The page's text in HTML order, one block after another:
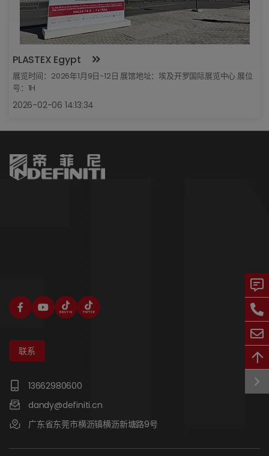
PLASTEX Egypt
展览时间：2026年1月9日-12日 展馆地址：埃及开罗国际展览中心 展位
号：1H
2026-02-06 14:13:34
联系
13662980600
dandy@definiti.cn
广东省东莞市横沥镇横沥新塘路9号